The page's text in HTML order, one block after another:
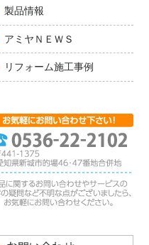
製品情報
アミヤＮＥＷＳ
リフォーム施工事例